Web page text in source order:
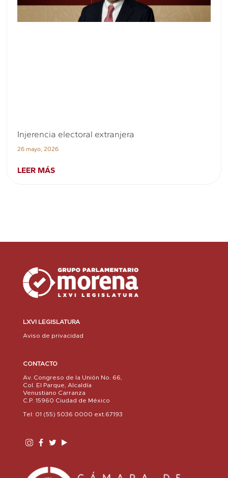
Injerencia electoral extranjera
26 mayo, 2026
LEER MÁS
LXVI LEGISLATURA
Aviso de privacidad
CONTACTO
Av. Congreso de la Unión No. 66,
Col. El Parque, Alcaldía
Venustiano Carranza
C.P. 15960 Ciudad de México
Tel: 01 (55) 5036 0000 ext.67193